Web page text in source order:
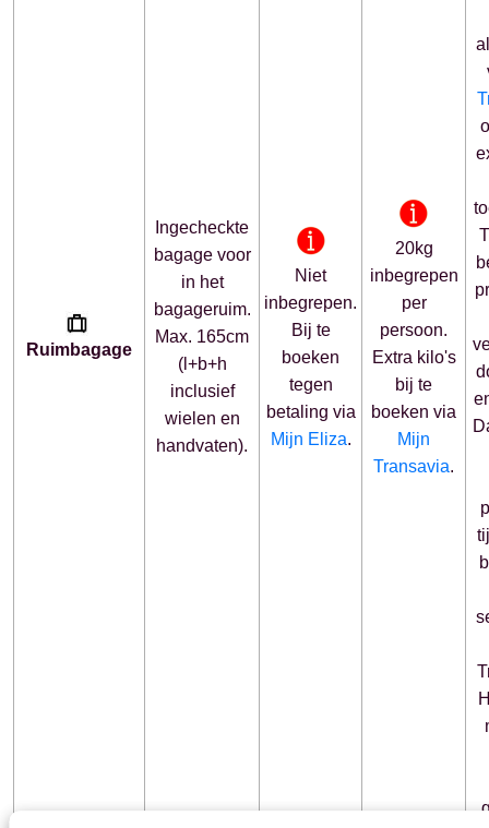
Ruimbagage
Ingecheckte
bagage voor
in het
bagageruim.
Max. 165cm
(l+b+h
inclusief
wielen en
handvaten).
Niet
inbegrepen.
Bij te
boeken
tegen
betaling via
Mijn Eliza.
20kg
inbegrepen
per
persoon.
Extra kilo's
bij te
boeken via
Mijn
Transavia.